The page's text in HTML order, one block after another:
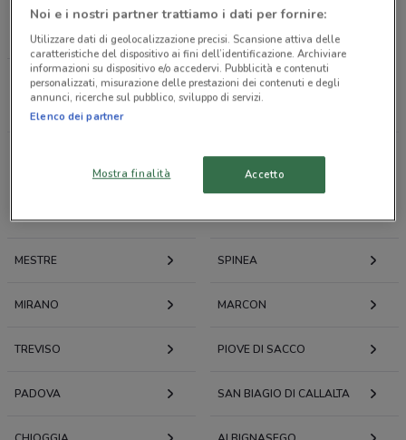
LOACKER
Tutti i negozi
Volantini e offerte intorno a Marghera
MESTRE SPINEA
MIRANO MARCON
TREVISO PIOVE DI SACCO
PADOVA SAN BIAGIO DI CALLALTA
Noi e i nostri partner trattiamo i dati per fornire:
Utilizzare dati di geolocalizzazione precisi. Scansione attiva delle
caratteristiche del dispositivo ai fini dell’identificazione. Archiviare
informazioni su dispositivo e/o accedervi. Pubblicità e contenuti
personalizzati, misurazione delle prestazioni dei contenuti e degli
annunci, ricerche sul pubblico, sviluppo di servizi.
Elenco dei partner
Mostra finalità Accetto